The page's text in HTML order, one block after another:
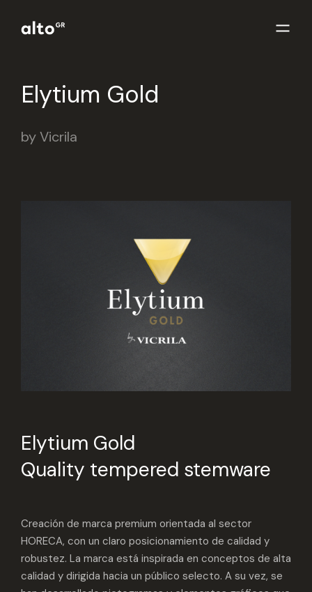
Elytium Gold
by Vicrila
Elytium Gold
Quality tempered stemware
Creación de marca premium orientada al sector
HORECA, con un claro posicionamiento de calidad y
robustez. La marca está inspirada en conceptos de alta
calidad y dirigida hacia un público selecto. A su vez, se